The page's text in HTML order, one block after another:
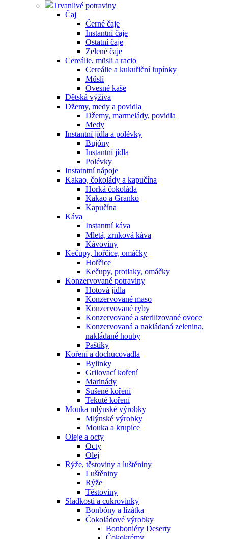
Trvanlivé potraviny
Čaj
Černé čaje
Instantní čaje
Ostatní čaje
Zelené čaje
Cereálie, müsli a racio
Cereálie a kukuřiční lupínky
Müsli
Ovesné kaše
Dětská výživa
Džemy, medy a povidla
Džemy, marmelády, povidla
Medy
Instantní jídla a polévky
Bujóny
Instantní jídla
Polévky
Instatntní nápoje
Kakao, čokolády a kapučína
Horká čokoláda
Kakao a Granko
Kapučína
Káva
Instantní káva
Mletá, zrnková káva
Kávoviny
Kečupy, hořčice, omáčky
Hořčice
Kečupy, protlaky, omáčky
Konzervované potraviny
Hotová jídla
Konzervované maso
Konzervované ryby
Konzervované a sterilizované ovoce
Konzervovaná a nakládaná zelenina,
nakládané houby
Paštiky
Koření a dochucovadla
Bylinky
Grilovací koření
Marinády
Sušené koření
Tekuté koření
Mouka mlýnské výrobky
Mlýnské výrobky
Mouka a krupice
Oleje a octy
Octy
Olej
Rýže, těstoviny a luštěniny
Luštěniny
Rýže
Těstoviny
Sladkosti a cukrovinky
Bonbóny a lízátka
Čokoládové výrobky
Bonboniéry Deserty